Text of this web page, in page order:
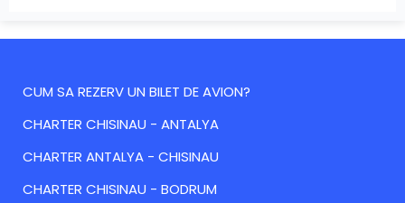
CUM SA REZERV UN BILET DE AVION?
CHARTER CHISINAU - ANTALYA
CHARTER ANTALYA - CHISINAU
CHARTER CHISINAU - BODRUM